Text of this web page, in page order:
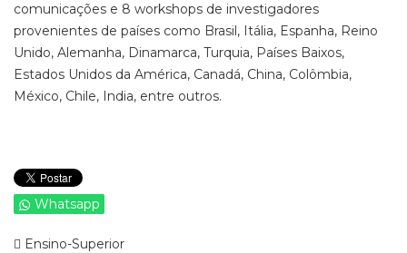
comunicações e 8 workshops de investigadores
provenientes de países como Brasil, Itália, Espanha, Reino
Unido, Alemanha, Dinamarca, Turquia, Países Baixos,
Estados Unidos da América, Canadá, China, Colômbia,
México, Chile, India, entre outros.
Whatsapp
Ensino-Superior